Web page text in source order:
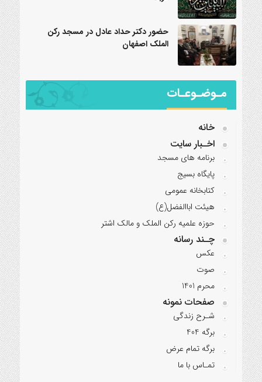
حضور دکتر حداد عادل در مسجد رکن
الملک اصفهان
مـوضـوعـات
خانه
اخـبار سایت
برنامه‌ های مسجد
پایگاه بسیج
کتابخانه عمومی
هیئت اباالفضل(ع)
حوزه علمیه رکن الملک و مالک اشتر
چـند رسانه
عکس
صوت
محرم 1401
صفحات نمونه
شـرح زندگی
برگه 404
برگه تمام عرض
تمـاس با ما